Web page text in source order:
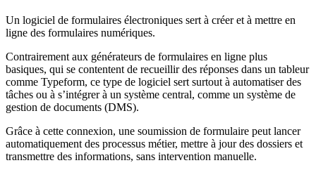
Un logiciel de formulaires électroniques sert à créer et à mettre en
ligne des formulaires numériques.
Contrairement aux générateurs de formulaires en ligne plus
basiques, qui se contentent de recueillir des réponses dans un tableur
comme Typeform, ce type de logiciel sert surtout à automatiser des
tâches ou à s’intégrer à un système central, comme un système de
gestion de documents (DMS).
Grâce à cette connexion, une soumission de formulaire peut lancer
automatiquement des processus métier, mettre à jour des dossiers et
transmettre des informations, sans intervention manuelle.